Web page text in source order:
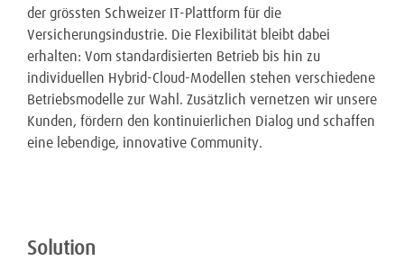
der grössten Schweizer IT-Plattform für die
Versicherungsindustrie. Die Flexibilität bleibt dabei
erhalten: Vom standardisierten Betrieb bis hin zu
individuellen Hybrid-Cloud-Modellen stehen verschiedene
Betriebsmodelle zur Wahl. Zusätzlich vernetzen wir unsere
Kunden, fördern den kontinuierlichen Dialog und schaffen
eine lebendige, innovative Community.
Solution